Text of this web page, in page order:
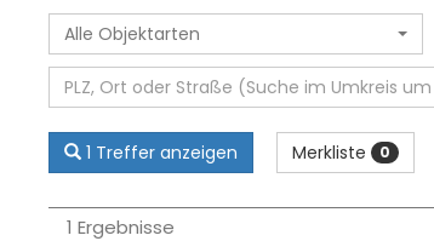
Alle Objektarten
1 Treffer anzeigen Merkliste 0
1 Ergebnisse